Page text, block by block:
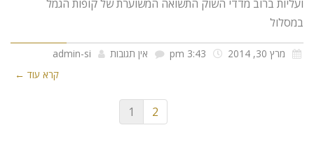
ועליות ברוב מדדי השוק התשואה המשוערת של קופות הגמל
במסלול
מרץ 30, 2014 אין תגובות
admin-si
קרא עוד ←
1 2